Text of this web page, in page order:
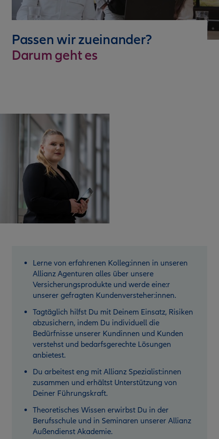
Passen wir zueinander?
Darum geht es
Lerne von erfahrenen Kolleg:innen in unseren
Allianz Agenturen alles über unsere
Versicherungsprodukte und werde eine:r
unserer gefragten Kundenversteher:innen.
Tagtäglich hilfst Du mit Deinem Einsatz, Risiken
abzusichern, indem Du individuell die
Bedürfnisse unserer Kundinnen und Kunden
verstehst und bedarfsgerechte Lösungen
anbietest.
Du arbeitest eng mit Allianz Spezialist:innen
zusammen und erhältst Unterstützung von
Deiner Führungskraft.
Theoretisches Wissen erwirbst Du in der
Berufsschule und in Seminaren unserer Allianz
Außendienst Akademie.